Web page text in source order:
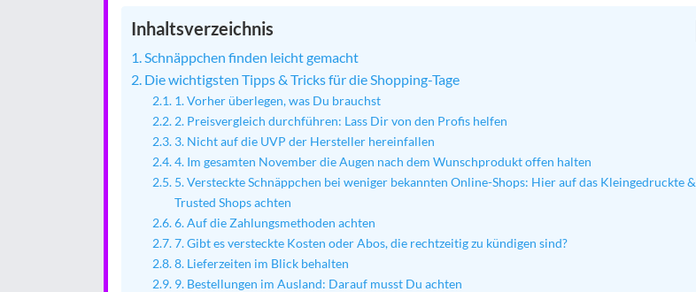
Inhaltsverzeichnis
Schnäppchen finden leicht gemacht
Die wichtigsten Tipps & Tricks für die Shopping-Tage
1. Vorher überlegen, was Du brauchst
2. Preisvergleich durchführen: Lass Dir von den Profis helfen
3. Nicht auf die UVP der Hersteller hereinfallen
4. Im gesamten November die Augen nach dem Wunschprodukt offen halten
5. Versteckte Schnäppchen bei weniger bekannten Online-Shops: Hier auf das Kleingedruckte &
Trusted Shops achten
6. Auf die Zahlungsmethoden achten
7. Gibt es versteckte Kosten oder Abos, die rechtzeitig zu kündigen sind?
8. Lieferzeiten im Blick behalten
9. Bestellungen im Ausland: Darauf musst Du achten